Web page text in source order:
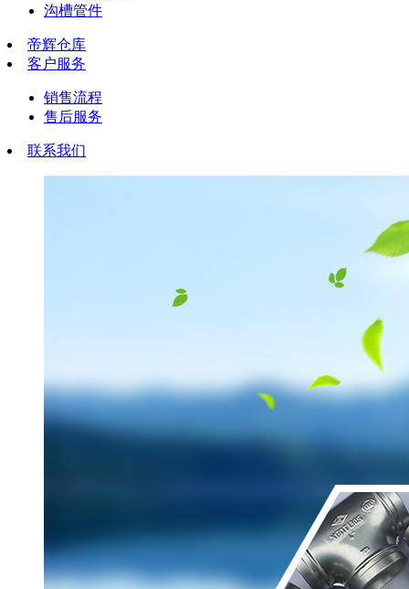
沟槽管件
帝辉仓库
客户服务
销售流程
售后服务
联系我们